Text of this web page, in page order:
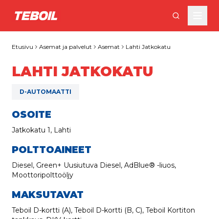
Siirry pääsisältöön
Etusivu Asemat ja palvelut Asemat Lahti Jatkokatu
LAHTI JATKOKATU
D-AUTOMAATTI
OSOITE
Jatkokatu 1, Lahti
POLTTOAINEET
Diesel, Green+ Uusiutuva Diesel, AdBlue® -liuos,
Moottoripolttoöljy
MAKSUTAVAT
Teboil D-kortti (A), Teboil D-kortti (B, C), Teboil Kortiton